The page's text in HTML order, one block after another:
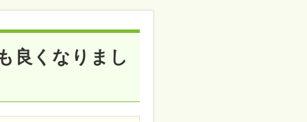
良くなりまし